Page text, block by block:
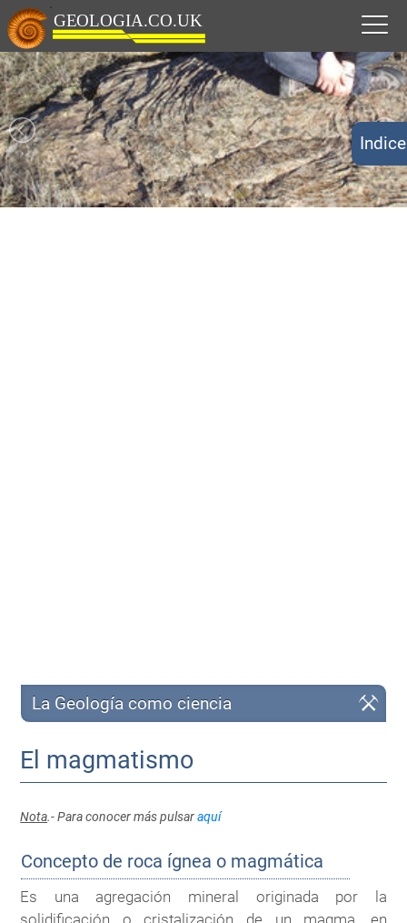
La Geología como ciencia
El magmatismo
Nota.- Para conocer más pulsaraquí
Concepto de roca ígnea o magmática
Es una agregación mineral originada por la
Indice